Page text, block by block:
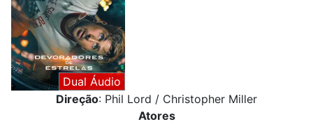
Dual Áudio
Direção: Phil Lord / Christopher Miller
Atores